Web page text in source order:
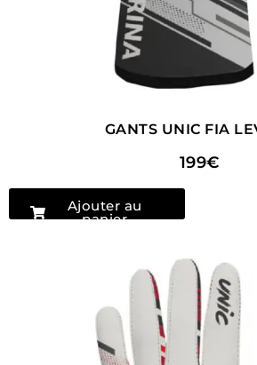
GANTS UNIC FIA
199€
Ajouter au
panier